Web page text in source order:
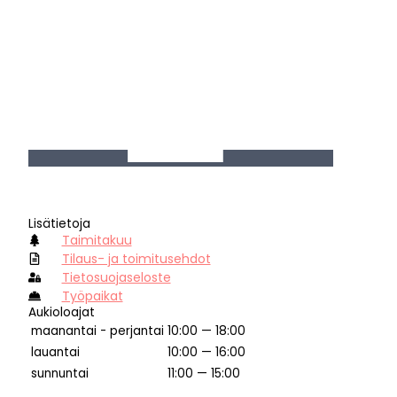
Lisätietoja
Taimitakuu
Tilaus- ja toimitusehdot
Tietosuojaseloste
Työpaikat
Aukioloajat
maanantai - perjantai 10:00 — 18:00
lauantai
10:00 — 16:00
sunnuntai
11:00 — 15:00